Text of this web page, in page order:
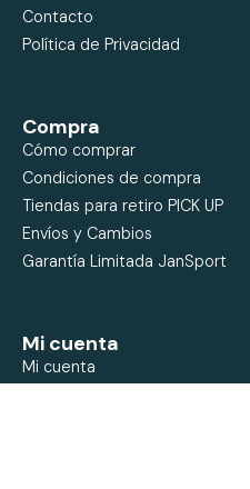
Contacto
Política de Privacidad
Compra
Cómo comprar
Condiciones de compra
Tiendas para retiro PICK UP
Envíos y Cambios
Garantía Limitada JanSport
Mi cuenta
Mi cuenta